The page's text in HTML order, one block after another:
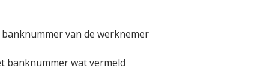
van de werknemer
banknummer wat vermeld